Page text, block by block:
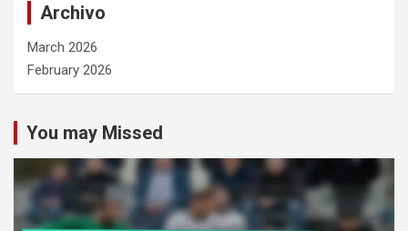
Archivo
March 2026
February 2026
You may Missed